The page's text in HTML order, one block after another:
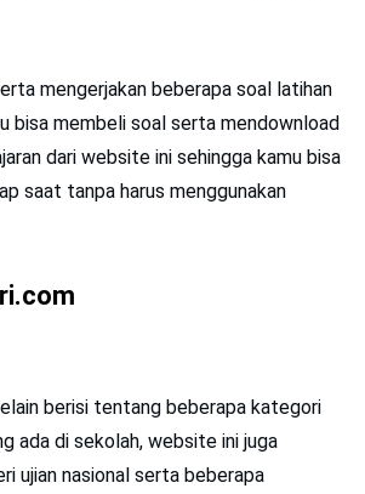
mengerjakan beberapa soal latihan
bisa membeli soal serta mendownload
dari website ini sehingga kamu bisa
saat tanpa harus menggunakan
berisi tentang beberapa kategori
ada di sekolah, website ini juga
ujian nasional serta beberapa